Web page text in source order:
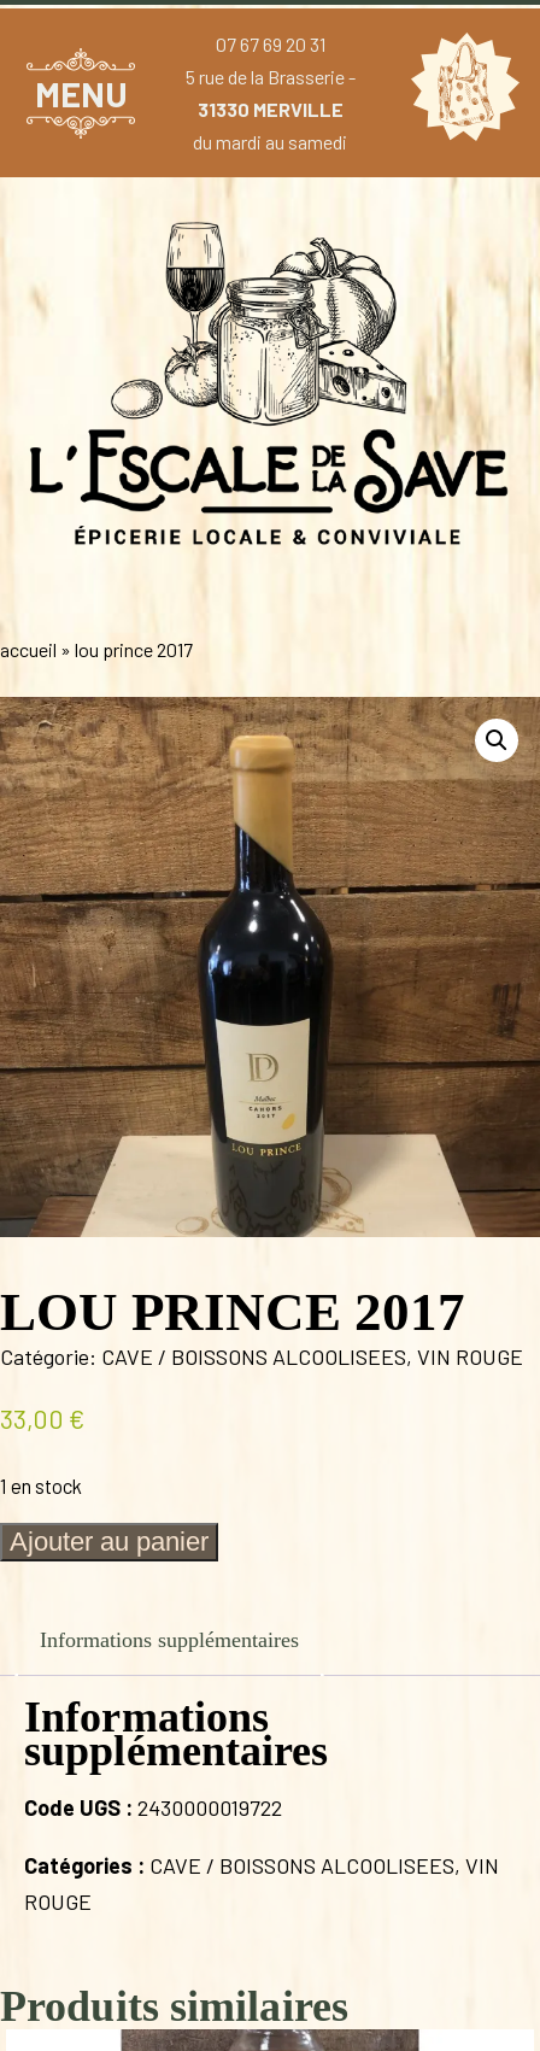
MENU
07 67 69 20 31
5 rue de la Brasserie -
31330 MERVILLE
du mardi au samedi
accueil » lou prince 2017
LOU PRINCE 2017
Catégorie: CAVE / BOISSONS ALCOOLISEES, VIN ROUGE
33,00 €
1 en stock
quantité
de
Ajouter au panier
Informations supplémentaires
Informations
supplémentaires
Code UGS : 2430000019722
Catégories : CAVE / BOISSONS ALCOOLISEES, VIN
ROUGE
Produits similaires